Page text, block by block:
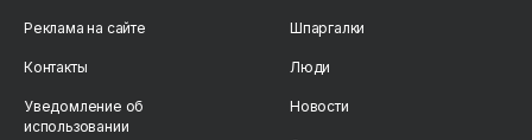
Реклама на сайте
Контакты
Уведомление об
использовании
Шпаргалки
Люди
Новости